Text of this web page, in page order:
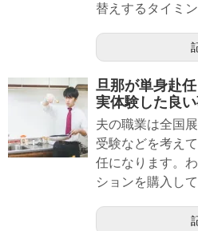
替えするタイミ
旦那が単身赴
実体験した良
夫の職業は全国
受験などを考え
任になります。
ションを購入し